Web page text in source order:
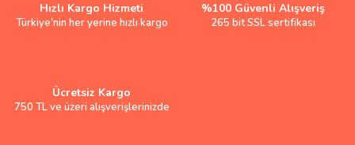
Hızlı Kargo Hizmeti
Türkiye'nin her yerine hızlı kargo
%100 Güvenli Alışveriş
265 bit SSL sertifikası
Ücretsiz Kargo
750 TL ve üzeri alışverişlerinizde